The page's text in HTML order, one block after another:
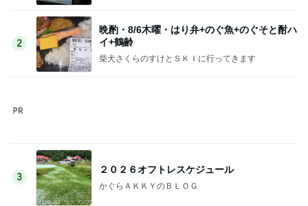
2
晩酌・8/6木曜・はり弁+のぐ魚+のぐそと酎ハ
イ+鶴齢
柴犬さくらのすけとＳＫＩに行ってきます
3
２０２６オフトレスケジュール
かぐらＡＫＫＹのＢＬＯＧ